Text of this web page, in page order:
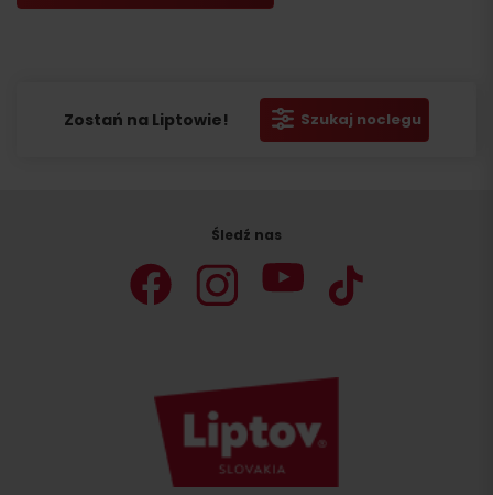
Zostań na Liptowie! Szukaj noclegu
Śledź nas